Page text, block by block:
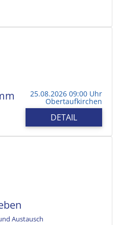
25.08.2026 09:00 Uhr
Obertaufkirchen
DETAIL
Austausch